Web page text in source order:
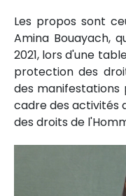
Les propos sont
Amina Bouayach,
2021, lors d'une
protection des
des manifestations
cadre des activités
des droits de